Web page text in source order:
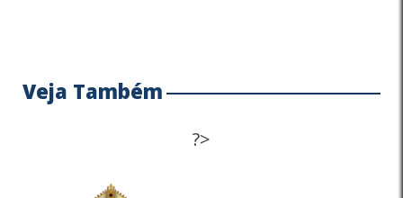
Veja Também
?>